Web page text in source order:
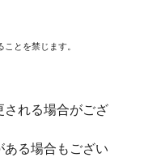
とを禁じます。
される場合がござ
る場合もござい